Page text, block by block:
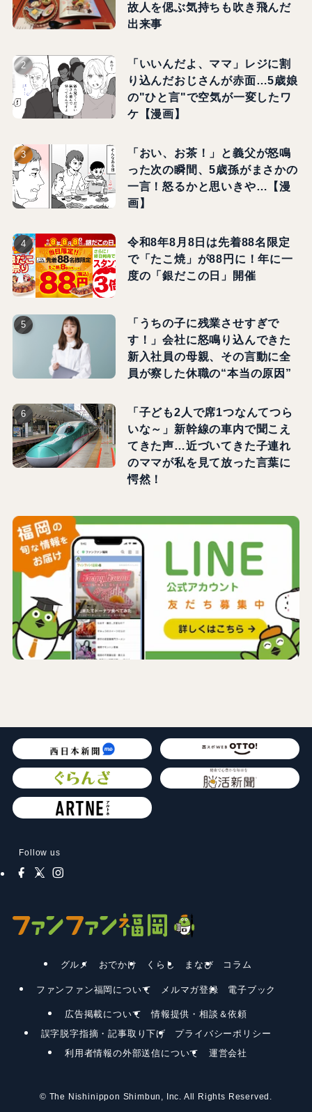
故人を偲ぶ気持ちも吹き飛んだ
出来事
「いいんだよ、ママ」レジに割
り込んだおじさんが赤面…5歳娘
の"ひと言"で空気が一変したワ
ケ【漫画】
「おい、お茶！」と義父が怒鳴
った次の瞬間、5歳孫がまさかの
一言！怒るかと思いきや…【漫
画】
令和8年8月8日は先着88名限定
で「たこ焼」が88円に！年に一
度の「銀だこの日」開催
「うちの子に残業させすぎで
す！」会社に怒鳴り込んできた
新入社員の母親、その言動に全
員が察した休職の“本当の原因”
「子ども2人で席1つなんてつら
いな～」新幹線の車内で聞こえ
てきた声…近づいてきた子連れ
のママが私を見て放った言葉に
愕然！
Follow us
グルメ おでかけ くらし まなび コラム
ファンファン福岡について メルマガ登録 電子ブック
広告掲載について
情報提供・相談＆依頼
誤字脱字指摘・記事取り下げ
プライバシーポリシー
利用者情報の外部送信について
運営会社
© The Nishinippon Shimbun, Inc. All Rights Reserved.